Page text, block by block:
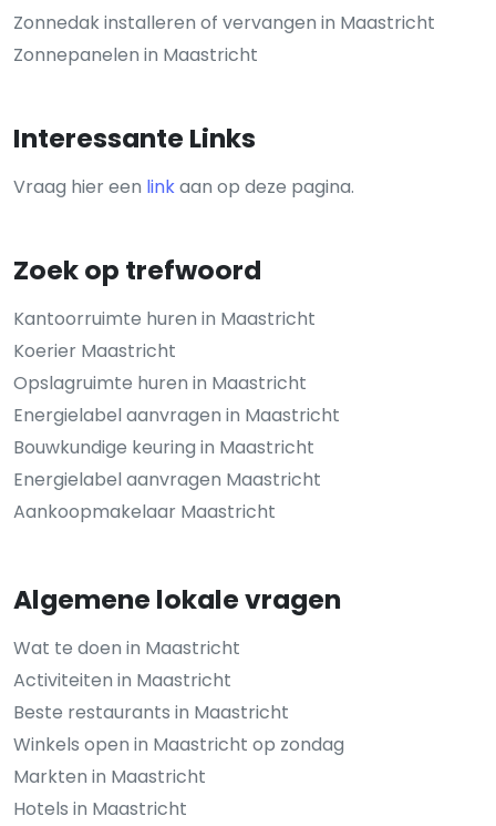
Zonnedak installeren of vervangen in Maastricht
Zonnepanelen in Maastricht
Interessante Links
Vraag hier een linkaan op deze pagina.
Zoek op trefwoord
Kantoorruimte huren in Maastricht
Koerier Maastricht
Opslagruimte huren in Maastricht
Energielabel aanvragen in Maastricht
Bouwkundige keuring in Maastricht
Energielabel aanvragen Maastricht
Aankoopmakelaar Maastricht
Algemene lokale vragen
Wat te doen in Maastricht
Activiteiten in Maastricht
Beste restaurants in Maastricht
Winkels open in Maastricht op zondag
Markten in Maastricht
Hotels in Maastricht